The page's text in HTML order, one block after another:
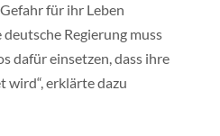
für ihr Leben
Regierung muss
dafür einsetzen, dass ihre
wird“, erklärte dazu